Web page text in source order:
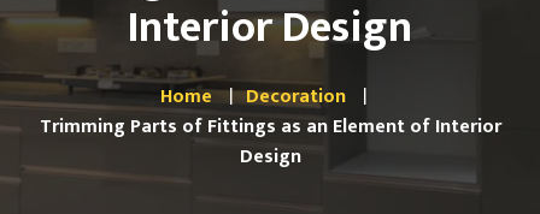
Interior Design
Home
Decoration
Trimming Parts of Fittings as an Element of Interior
Design